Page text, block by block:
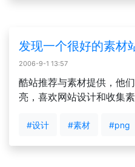
发现一个很好的素材
2006-9-1 13:57
酷站推荐与素材提供，他
亮，喜欢网站设计和收集
#设计 #素材 #png